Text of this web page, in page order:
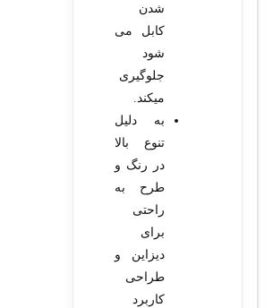
شدن
کابل می
شود
جلوگیری
میکند.
به دلیل
تنوع بالا
در رنگ و
طرح به
راحتی
برای
دیزاین و
طراحی
کاربرد